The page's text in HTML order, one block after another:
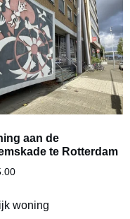
aan de
te Rotterdam
woning